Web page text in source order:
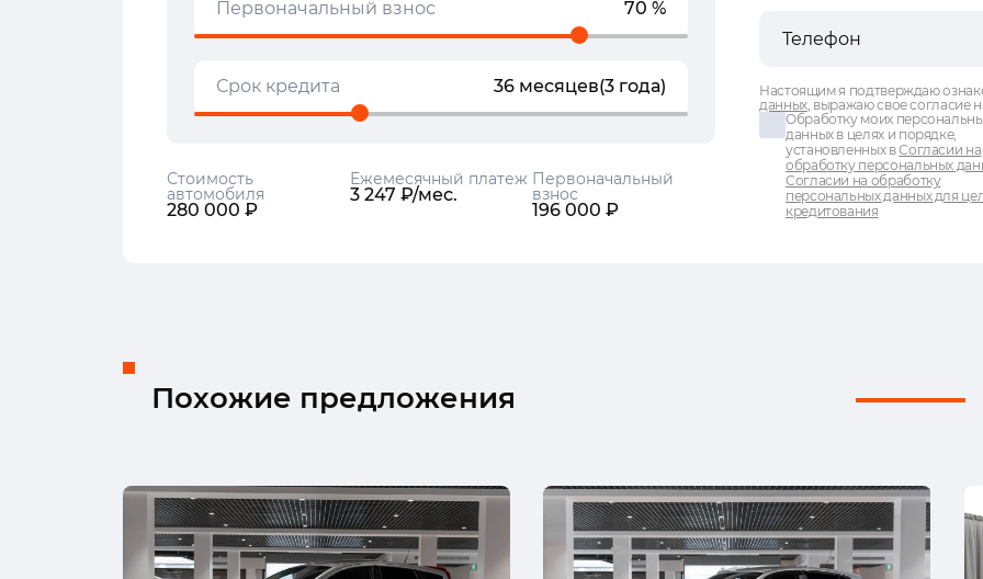
Первоначальный взнос 70 %
Срок кредита 36 месяцев(3 года)
Стоимость
автомобиля
280 000 ₽
Ежемесячный платеж
3 247 ₽/мес.
Первоначальный
взнос
196 000 ₽
Настоящим я подтверждаю
данных, выражаю свое согласие
Обработку моих
данных в целях и порядке,
установленных вСогласии на
обработку персональных
Согласии на обработку
персональных данных для
кредитования
Похожие предложения